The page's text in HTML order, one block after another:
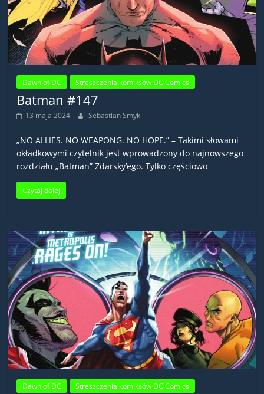
Dawn of DC Streszczenia komiksów DC Comics
Batman #147
13 maja 2024 Sebastian Smyk
„NO ALLIES. NO WEAPONG. NO HOPE.” – Takimi słowami
okładkowymi czytelnik jest wprowadzony do najnowszego
rozdziału „Batman” Zdarsky’ego. Tylko częściowo
Czytaj dalej
Dawn of DC Streszczenia komiksów DC Comics